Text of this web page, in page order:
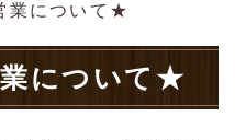
業について★
について★